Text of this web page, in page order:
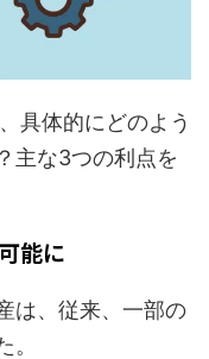
具体的にどのよう
主な3つの利点を
能に
は、従来、一部の